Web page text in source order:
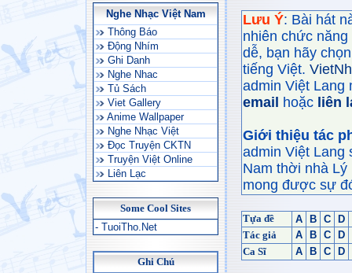
Nghe Nhạc Việt Nam
Thông Báo
Động Nhím
Ghi Danh
Nghe Nhac
Tủ Sách
Viet Gallery
Anime Wallpaper
Nghe Nhạc Việt
Đọc Truyện CKTN
Truyện Việt Online
Liên Lạc
Some Cool Sites
- TuoiTho.Net
Ghi Chú
Lưu Ý: Bài hát
nhiên chức
dễ, bạn hãy
tiếng Việt.
admin Việt Lang
email
hoặc liên
Giới thiệu tác
admin Việt Lang
Nam thời nhà
mong được sự
Tựa đề A B C
D
Tác giả
A B C
D
Ca Sĩ
A B C D